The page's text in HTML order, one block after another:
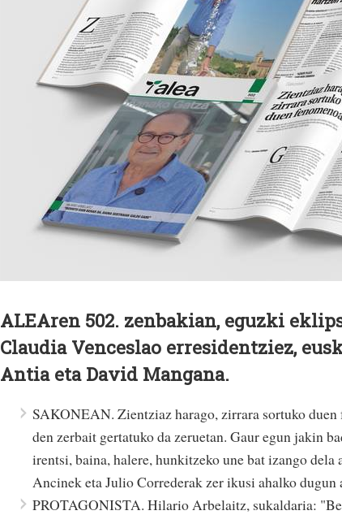
ALEAren 502. zenbakian, eguzki
Claudia Venceslao erresidentziez,
Antia eta David Mangana.
SAKONEAN. Zientziaz harago, zirrara sortuko
den zerbait gertatuko da zeruetan. Gaur egun jakin
irentsi, baina, halere, hunkitzeko une bat izango
Ancinek eta Julio Correderak zer ikusi ahalko dugun
PROTAGONISTA. Hilario Arbelaitz, sukaldaria: